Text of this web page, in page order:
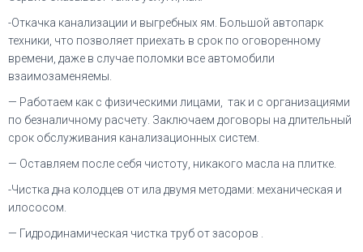
-Откачка канализации и выгребных ям. Большой автопарк
техники, что позволяет приехать в срок по оговоренному
времени, даже в случае поломки все автомобили
взаимозаменяемы.
— Работаем как с физическими лицами, так и с организациями
по безналичному расчету. Заключаем договоры на длительный
срок обслуживания канализационных систем.
— Оставляем после себя чистоту, никакого масла на плитке.
-Чистка дна колодцев от ила двумя методами: механическая и
илососом.
— Гидродинамическая чистка труб от засоров .